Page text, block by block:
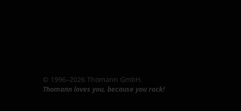
© 1996–2026 Thomann GmbH.
Thomann loves you, because you rock!